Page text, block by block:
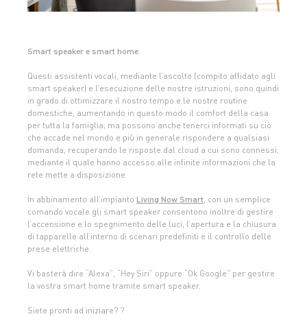
Smart speaker e smart home
Questi assistenti vocali, mediante l’ascolto (compito affidato agli
smart speaker) e l’esecuzione delle nostre istruzioni, sono quindi
in grado di ottimizzare il nostro tempo e le nostre routine
domestiche, aumentando in questo modo il comfort della casa
per tutta la famiglia; ma possono anche tenerci informati su ciò
che accade nel mondo e più in generale rispondere a qualsiasi
domanda, recuperando le risposte dal cloud a cui sono connessi,
mediante il quale hanno accesso alle infinite informazioni che la
rete mette a disposizione.
In abbinamento all’impianto Living Now Smart , con un semplice
comando vocale gli smart speaker consentono inoltre di gestire
l’accensione e lo spegnimento delle luci, l’apertura e la chiusura
di tapparelle all’interno di scenari predefiniti e il controllo delle
prese elettriche.
Vi basterà dire “Alexa”, “Hey Siri” oppure “Ok Google” per gestire
la vostra smart home tramite smart speaker.
Siete pronti ad iniziare? ?